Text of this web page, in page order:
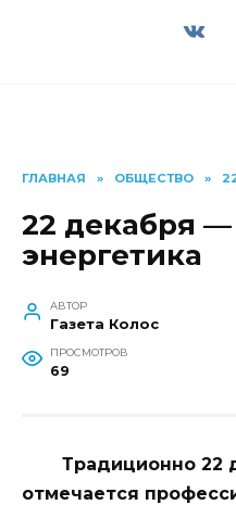
ГЛАВНАЯ » ОБЩЕСТВО »
22 декабря
энергетика
АВТОР
Газета Колос
ПРОСМОТРОВ
69
Традиционно 22
отмечается